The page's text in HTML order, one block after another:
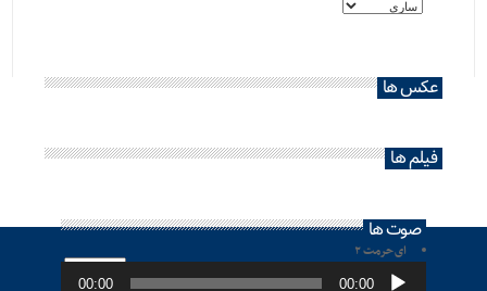
عکس ها
فیلم ها
صوت ها
ای حرمت ۲
پخش‌کننده
صوت 00:00
00:00